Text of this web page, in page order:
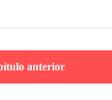
anterior